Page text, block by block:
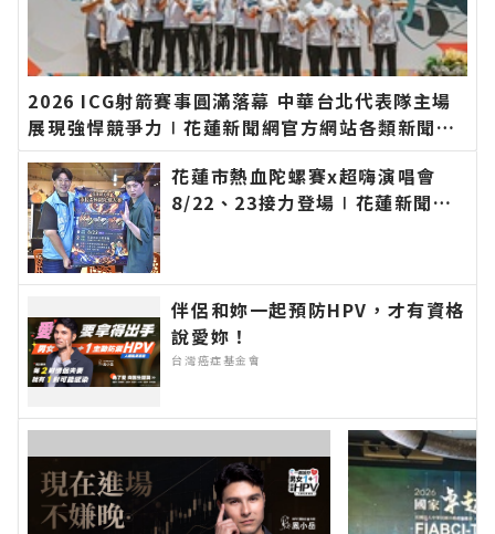
2026 ICG射箭賽事圓滿落幕 中華台北代表隊主場
展現強悍競爭力∣花蓮新聞網官方網站各類新聞－
最快速的今日新聞報導 最新的在地資訊！
花蓮市熱血陀螺賽x超嗨演唱會
8/22、23接力登場∣花蓮新聞網
伴侶和妳一起預防HPV，才有資格
說愛妳！
台灣癌症基金會